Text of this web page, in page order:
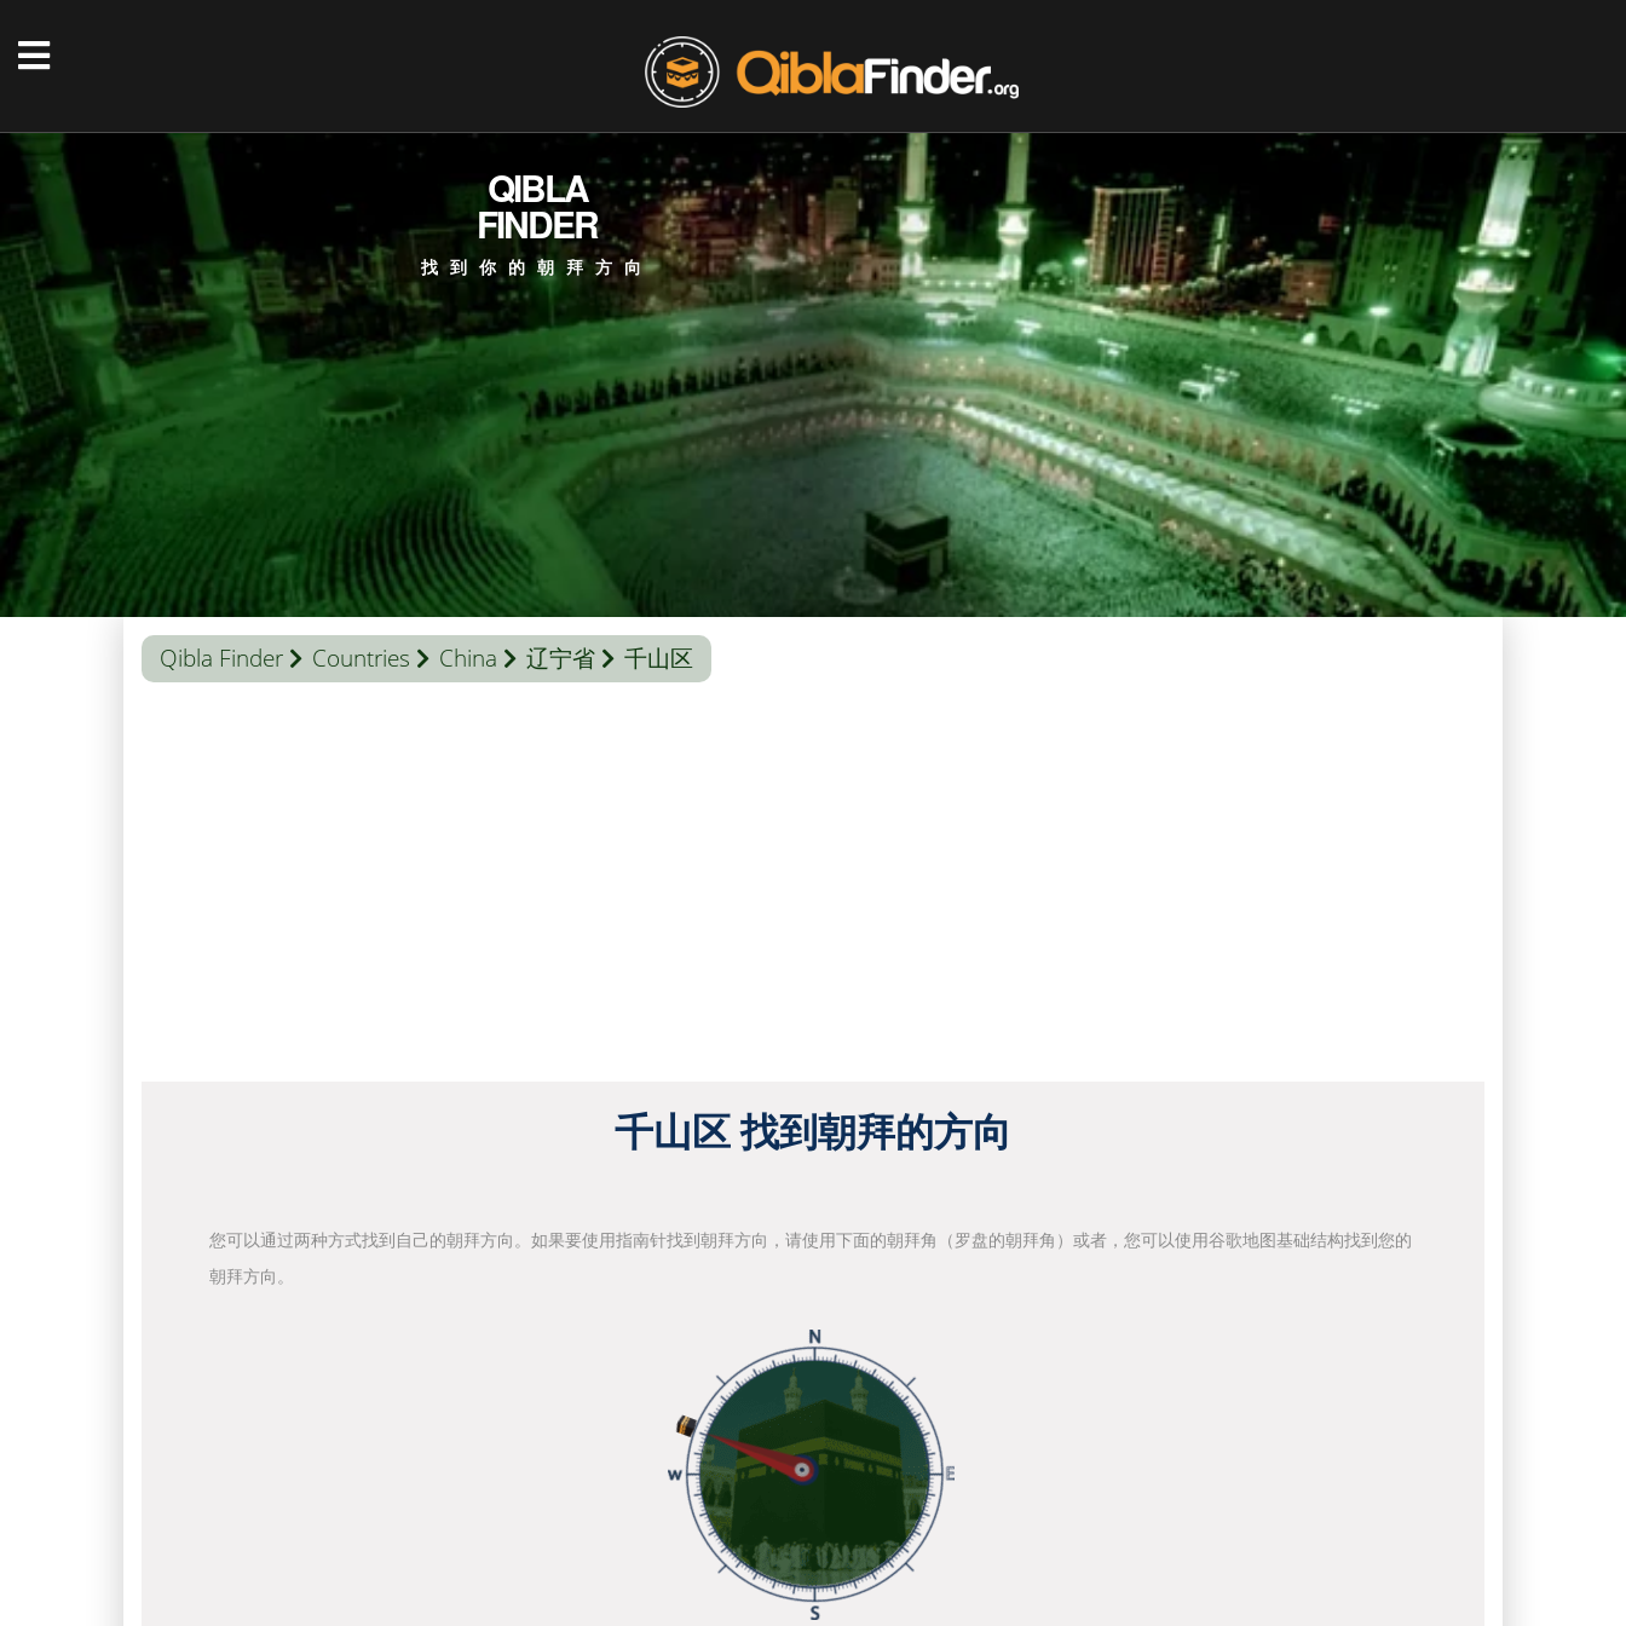
QIBLA
FINDER
找到你的朝拜方向
Qibla Finder Countries China 辽宁省 千山区
千山区 找到朝拜的方向
您可以通过两种方式找到自己的朝拜方向。如果要使用指南针找到朝拜方向，请使用下面的朝拜角（罗盘的朝拜角）或者，您可以使用谷歌地图基础结构找到您的
朝拜方向。